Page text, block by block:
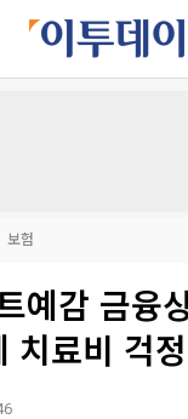
보험
예감 금융
치료비 걱